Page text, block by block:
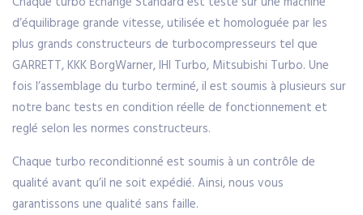
d’équilibrage grande vitesse, utilisée et homologuée par les
plus grands constructeurs de turbocompresseurs tel que
GARRETT, KKK BorgWarner, IHI Turbo, Mitsubishi Turbo. Une
fois l’assemblage du turbo terminé, il est soumis à plusieurs sur
notre banc tests en condition réelle de fonctionnement et
reglé selon les normes constructeurs.
Chaque turbo reconditionné est soumis à un contrôle de
qualité avant qu’il ne soit expédié. Ainsi, nous vous
garantissons une qualité sans faille.